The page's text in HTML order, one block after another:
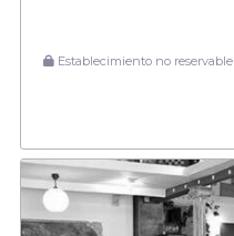
Establecimiento no reservable